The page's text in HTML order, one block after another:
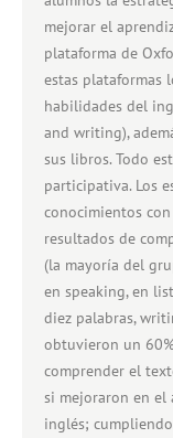
mejorar el
plataforma de
estas plataformas
habilidades del
and writing),
sus libros. Todo
participativa. Los
conocimientos
resultados de
(la mayoría del
en speaking, en
diez palabras,
obtuvieron un
comprender el
si mejoraron en el
inglés;